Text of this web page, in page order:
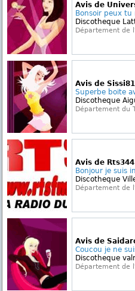
Avis de
Bonsoir peux
Discotheque
Département de
Avis de
Superbe boite
Discotheque
Département du
Avis de
Bonjour je suis
Discotheque
Département de
Avis de
Coucou je ne
Discotheque
Département de